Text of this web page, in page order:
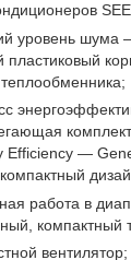
уровень шума
пластиковый
Efficiency —
работа в
компактный
вентилятор;